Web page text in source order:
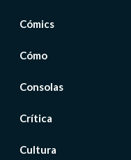
Cómics
Cómo
Consolas
Crítica
Cultura